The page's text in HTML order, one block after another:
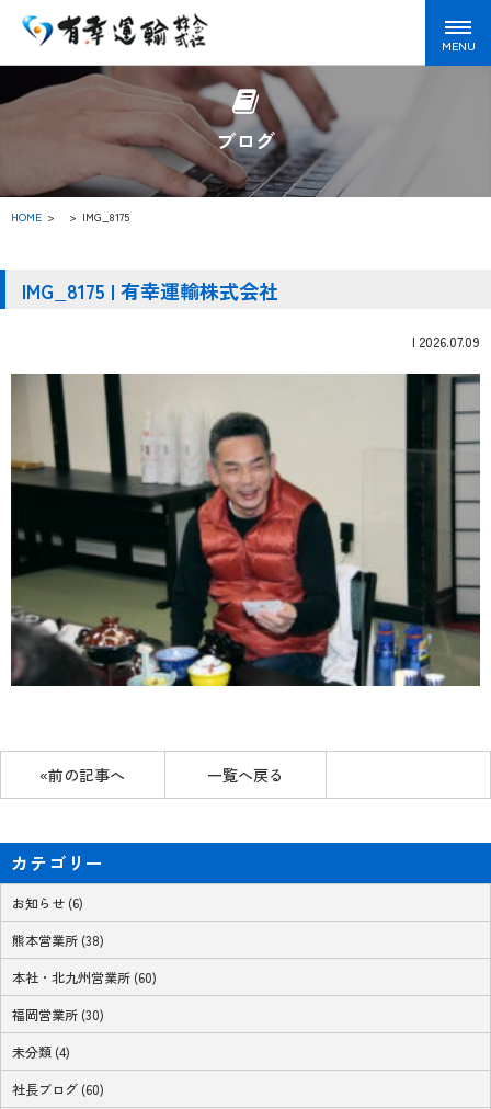
ブログ
HOME > IMG_8175
IMG_8175 | 有幸運輸株式会社
| 2026.07.09
«前の記事へ 一覧へ戻る
カテゴリー
お知らせ (6)
熊本営業所 (38)
本社・北九州営業所 (60)
福岡営業所 (30)
未分類 (4)
社長ブログ (60)